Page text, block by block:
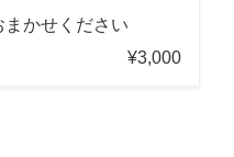
かせください
¥3,000